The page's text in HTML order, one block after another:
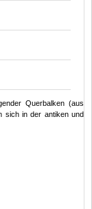
Querbalken (aus
sich in der antiken und